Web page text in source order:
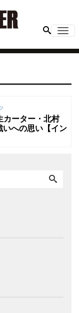
カーター・北村
への思い【イン